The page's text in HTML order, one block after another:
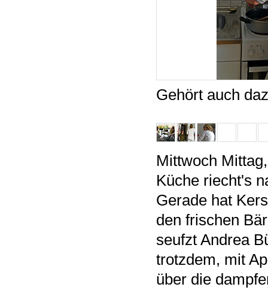
Gehört auch
Mittwoch
Küche riecht's
Gerade hat
den frischen
seufzt Andrea
trotzdem, mit
über die